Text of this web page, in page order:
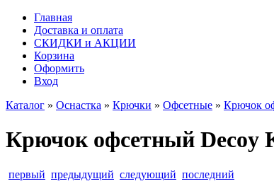
Главная
Доставка и оплата
СКИДКИ и АКЦИИ
Корзина
Оформить
Вход
Каталог » Оснастка » Крючки » Офсетные » Крючок
Крючок офсетный Decoy
первый предыдущий следующий последний